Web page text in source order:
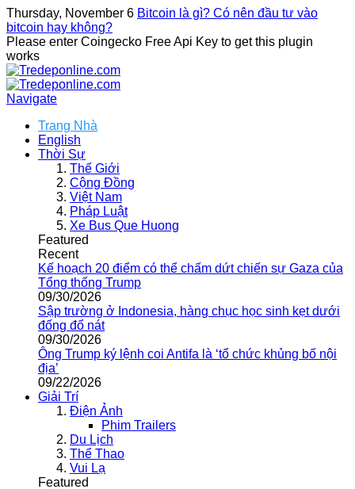
Thursday, November 6 Bitcoin là gì? Có nên đầu tư vào
bitcoin hay không?
Please enter Coingecko Free Api Key to get this plugin
works
Navigate
Trang Nhà
English
Thời Sự
Thế Giới
Cộng Đồng
Việt Nam
Pháp Luật
Xe Bus Que Huong
Featured
Recent
Kế hoạch 20 điểm có thể chấm dứt chiến sự Gaza của
Tổng thống Trump
09/30/2026
Sập trường ở Indonesia, hàng chục học sinh kẹt dưới
đống đổ nát
09/30/2026
Ông Trump ký lệnh coi Antifa là ‘tổ chức khủng bố nội
địa’
09/22/2026
Giải Trí
Điện Ảnh
Phim Trailers
Du Lịch
Thể Thao
Vui Lạ
Featured